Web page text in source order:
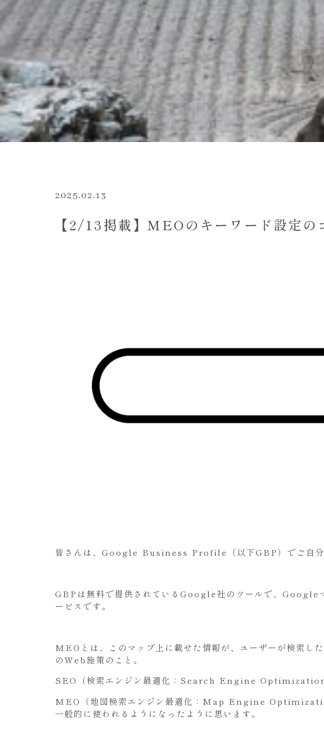
2025.02.13
【2/13掲載】MEOのキーワード設定の
皆さんは、Google Business Profile（以下GBP）でご自分
GBPは無料で提供されているGoogle社のツールで、Google
ービスです。
MEOとは、このマップ上に載せた情報が、ユーザーが検索し
のWeb施策のこと。
SEO（検索エンジン最適化：Search Engine Optimization
MEO（地図検索エンジン最適化：Map Engine
一般的に使われるようになったように思います。